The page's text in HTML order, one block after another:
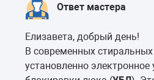
Ответ мастера
Елизавета, добрый день!
В современных
установленно электронное